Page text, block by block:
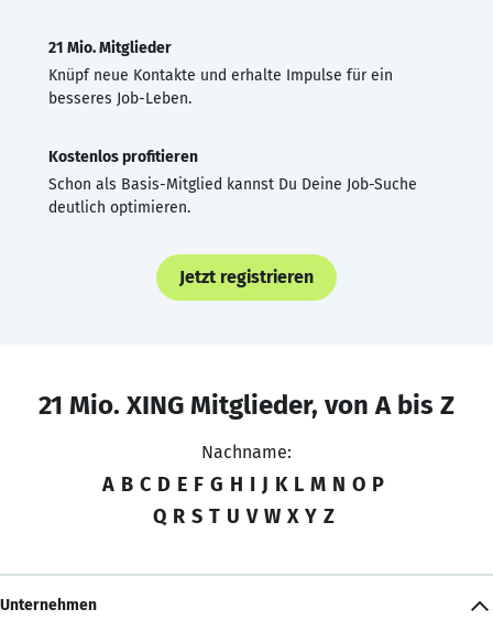
21 Mio. Mitglieder
Knüpf neue Kontakte und erhalte Impulse für ein
besseres Job-Leben.
Kostenlos profitieren
Schon als Basis-Mitglied kannst Du Deine Job-Suche
deutlich optimieren.
Jetzt registrieren
21 Mio. XING Mitglieder, von A bis Z
Nachname:
A B C D E F G H I J K L M N O P
Q R S T U V W X Y Z
Unternehmen